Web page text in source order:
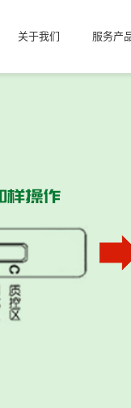
关于我们 服务产